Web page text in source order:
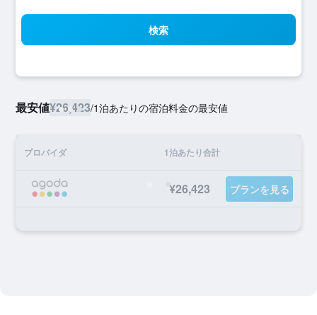
検索
最安値¥26,423/1泊あたりの宿泊料金の最安値
プロバイダ 1泊あたり合計
¥26,423 プランを見る